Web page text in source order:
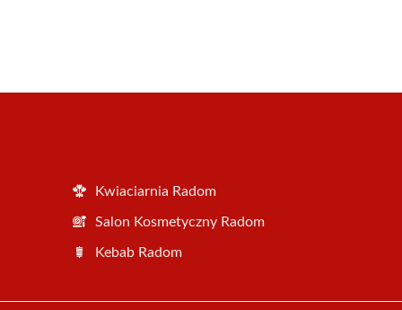
Kwiaciarnia Radom
Salon Kosmetyczny Radom
Kebab Radom